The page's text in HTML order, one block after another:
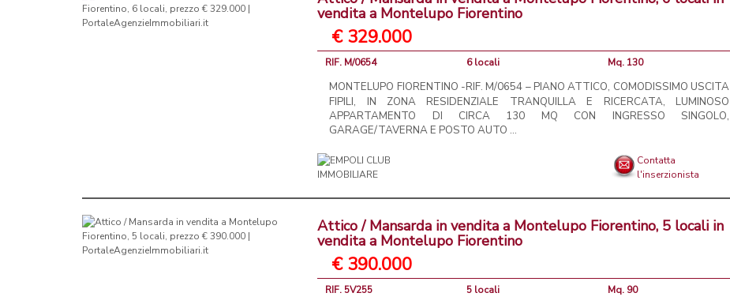
vendita a Montelupo Fiorentino
€ 329.000
RIF. M/0654 6 locali Mq. 130
MONTELUPO FIORENTINO -RIF. M/0654 – PIANO ATTICO, COMODISSIMO USCITA
FIPILI, IN ZONA RESIDENZIALE TRANQUILLA E RICERCATA, LUMINOSO
APPARTAMENTO DI CIRCA 130 MQ CON INGRESSO SINGOLO,
GARAGE/TAVERNA E POSTO AUTO ...
Contatta
l'inserzionista
Attico / Mansarda in vendita a Montelupo Fiorentino, 5 locali in
vendita a Montelupo Fiorentino
€ 390.000
RIF. 5V255 5 locali Mq. 90